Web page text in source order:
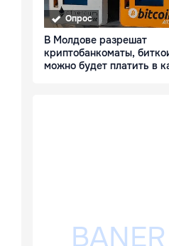
Опрос
В Молдове разрешат
криптобанкоматы,
можно будет платить в